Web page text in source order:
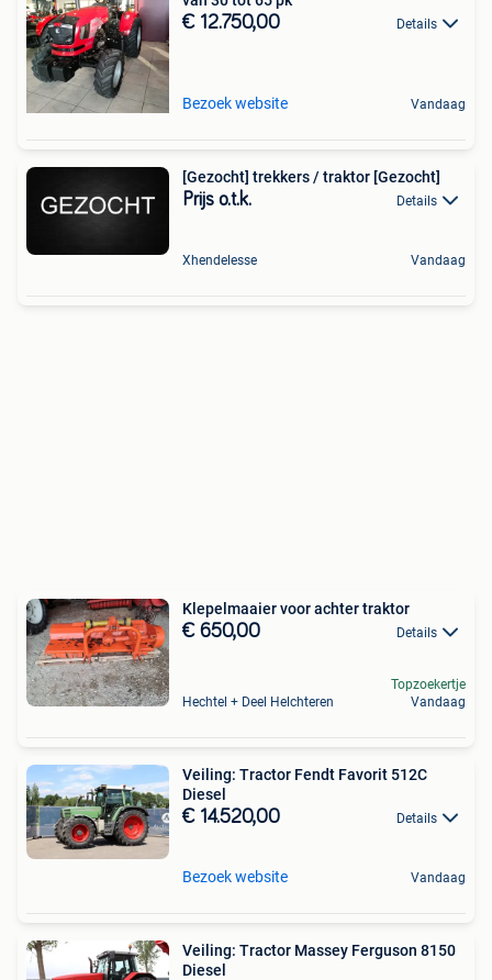
€ 12.750,00 Details
Bezoek website Vandaag
[Gezocht] trekkers / traktor [Gezocht]
Prijs o.t.k. Details
Xhendelesse Vandaag
Klepelmaaier voor achter traktor
€ 650,00 Details
Hechtel + Deel Helchteren
Topzoekertje
Vandaag
Veiling: Tractor Fendt Favorit 512C
Diesel
€ 14.520,00 Details
Bezoek website Vandaag
Veiling: Tractor Massey Ferguson 8150
Diesel